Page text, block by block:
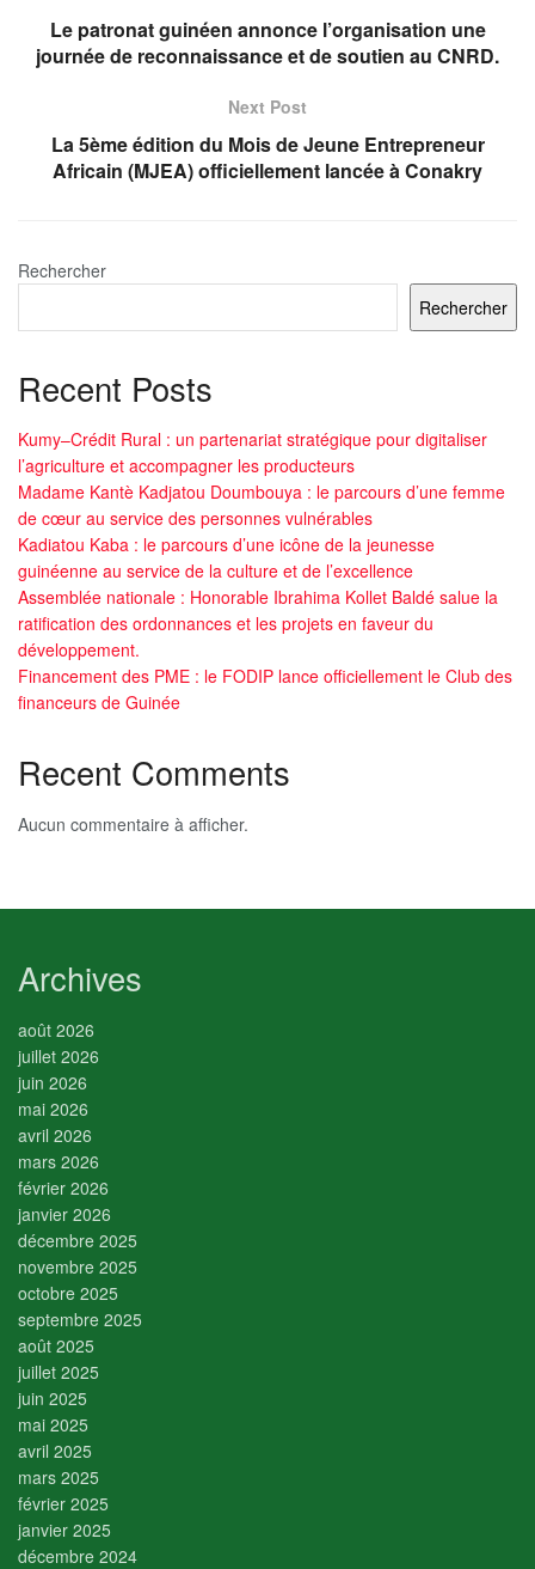
Le patronat guinéen annonce l’organisation une
journée de reconnaissance et de soutien au CNRD.
Next Post
La 5ème édition du Mois de Jeune Entrepreneur
Africain (MJEA) officiellement lancée à Conakry
Rechercher
Rechercher
Recent Posts
Kumy–Crédit Rural : un partenariat stratégique pour digitaliser
l’agriculture et accompagner les producteurs
Madame Kantè Kadjatou Doumbouya : le parcours d’une femme
de cœur au service des personnes vulnérables
Kadiatou Kaba : le parcours d’une icône de la jeunesse
guinéenne au service de la culture et de l’excellence
Assemblée nationale : Honorable Ibrahima Kollet Baldé salue la
ratification des ordonnances et les projets en faveur du
développement.
Financement des PME : le FODIP lance officiellement le Club des
financeurs de Guinée
Recent Comments
Aucun commentaire à afficher.
Archives
août 2026
juillet 2026
juin 2026
mai 2026
avril 2026
mars 2026
février 2026
janvier 2026
décembre 2025
novembre 2025
octobre 2025
septembre 2025
août 2025
juillet 2025
juin 2025
mai 2025
avril 2025
mars 2025
février 2025
janvier 2025
décembre 2024